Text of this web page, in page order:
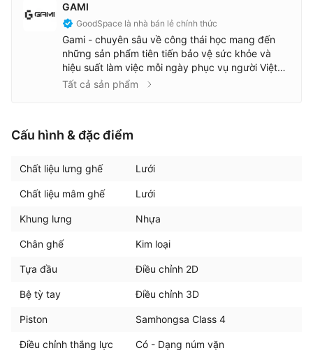
GAMI
GoodSpace là nhà bán lẻ chính thức
Gami - chuyên sâu về công thái học mang đến
những sản phẩm tiên tiến bảo vệ sức khỏe và
hiệu suất làm việc mỗi ngày phục vụ người Việt
Với sự kiên nhẫn và cam kết về chất lượng, Gami
Tất cả sản phẩm
Cấu hình & đặc điểm
Chất liệu lưng ghế Lưới
Chất liệu mâm ghế Lưới
Khung lưng Nhựa
Chân ghế Kim loại
Tựa đầu Điều chỉnh 2D
Bệ tỳ tay Điều chỉnh 3D
Piston Samhongsa Class 4
Điều chỉnh thắng lực Có - Dạng núm vặn